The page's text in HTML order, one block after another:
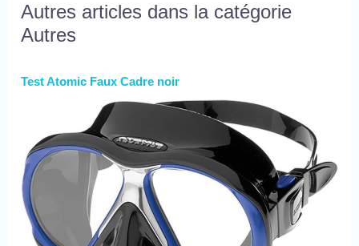
Autres articles dans la catégorie
Autres
Test Atomic Faux Cadre noir